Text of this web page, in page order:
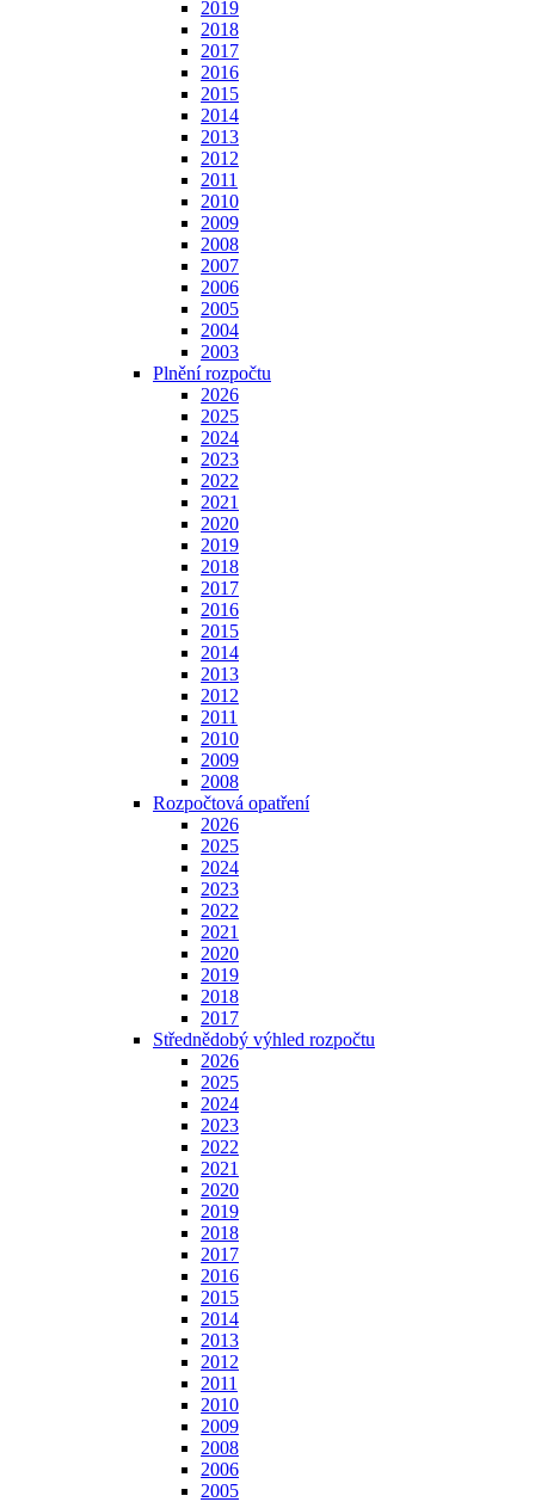
2019
2018
2017
2016
2015
2014
2013
2012
2011
2010
2009
2008
2007
2006
2005
2004
2003
Plnění rozpočtu
2026
2025
2024
2023
2022
2021
2020
2019
2018
2017
2016
2015
2014
2013
2012
2011
2010
2009
2008
Rozpočtová opatření
2026
2025
2024
2023
2022
2021
2020
2019
2018
2017
Střednědobý výhled rozpočtu
2026
2025
2024
2023
2022
2021
2020
2019
2018
2017
2016
2015
2014
2013
2012
2011
2010
2009
2008
2006
2005